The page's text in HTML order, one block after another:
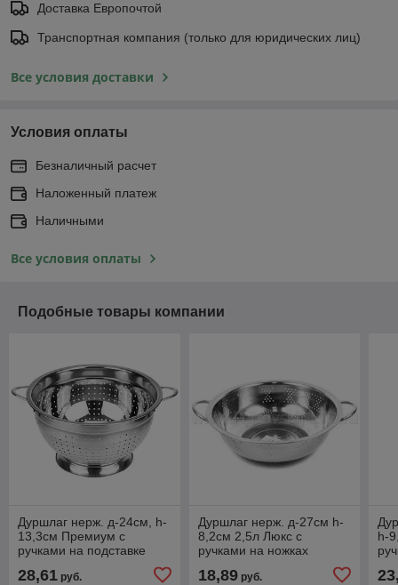
Доставка Европочтой
Транспортная компания (только для юридических лиц)
Все условия доставки
Условия оплаты
Безналичный расчет
Наложенный платеж
Наличными
Все условия оплаты
Подобные товары компании
Дуршлаг нерж. д-24см, h-
13,3см Премиум с
ручками на подставке
28,61 руб.
Дуршлаг нерж. д-27см h-
8,2см 2,5л Люкс с
ручками на ножках
18,89руб.
h-